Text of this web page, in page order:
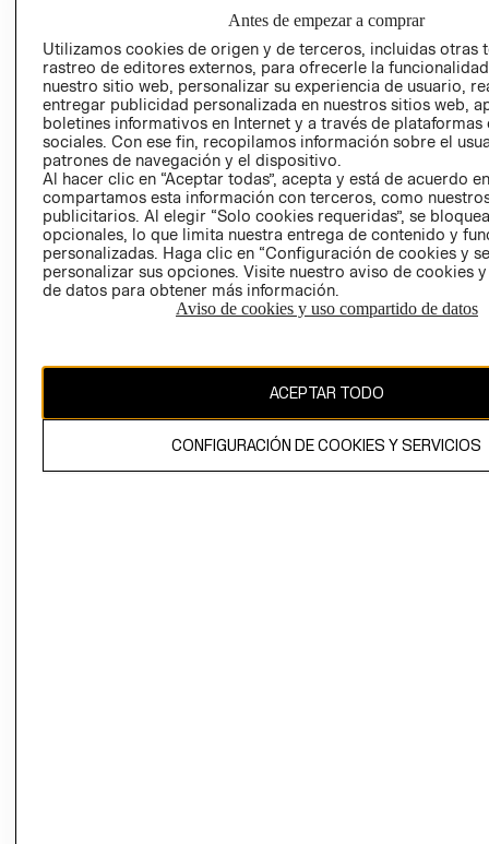
POLÍTICA
EMPRESARIAL
CONDICIONES
AVISO DE
PRIVACIDAD
GIFT CARD
AVISO DE
El contenido de esta página web está protegido por copyright y es
propiedad de H&M Hennes & Mauritz AB.
Antes de empezar a comprar
Utilizamos cookies de origen y de terceros, incluidas otras
rastreo de editores externos, para ofrecerle la
nuestro sitio web, personalizar su experiencia de usuario,
entregar publicidad personalizada en nuestros sitios web,
boletines informativos en Internet y a través de plataformas
sociales. Con ese fin, recopilamos información sobre el
patrones de navegación y el dispositivo.
Al hacer clic en “Aceptar todas”, acepta y está de acuerdo
compartamos esta información con terceros, como
publicitarios. Al elegir “Solo cookies requeridas”, se
opcionales, lo que limita nuestra entrega de contenido y
personalizadas. Haga clic en “Configuración de cookies y
personalizar sus opciones. Visite nuestro aviso de cookies
de datos para obtener más información.
Aviso de cookies y uso compartido de datos
ACEPTAR TODO
CONFIGURACIÓN DE COOKIES Y SERVICIOS